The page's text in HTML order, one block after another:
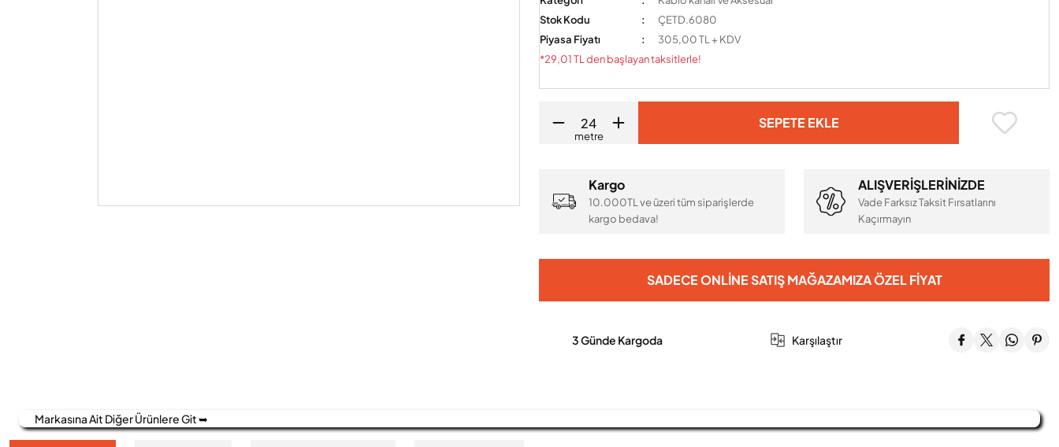
Stok Kodu
ÇETD.6080
Piyasa Fiyatı
305,00 TL + KDV
*29,01 TL den başlayan taksitlerle!
metre
SEPETE EKLE
Kargo
10.000TL ve üzeri tüm siparişlerde
kargo bedava!
ALIŞVERİŞLERİNİZDE
Vade Farksız Taksit Fırsatlarını
Kaçırmayın
SADECE ONLINE SATIŞ MAĞAZAMIZA ÖZEL FIYAT
3 Günde Kargoda Karşılaştır
Markasına Ait Diğer Ürünlere Git ➥